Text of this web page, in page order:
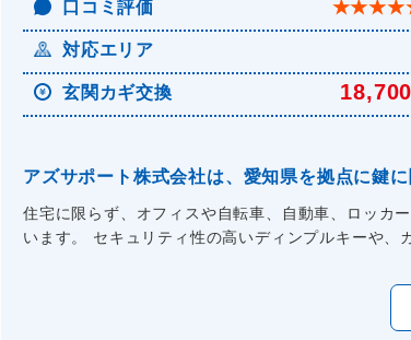
口コミ評価 ★★★★
対応エリア
玄関カギ交換
アズサポート株式会社は、愛知県を拠点に鍵
住宅に限らず、オフィスや自転車、自動車、ロッカ
います。 セキュリティ性の高いディンプルキーや、